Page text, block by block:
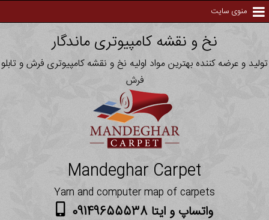
منوی سایت
نخ و نقشه کامپیوتری ماندگار
تولید و عرضه کننده بهترین مواد اولیه نخ و نقشه کامپیوتری فرش و تابلو
فرش
Mandeghar Carpet
Yarn and computer map of carpets
واتساپ و ایتا 09149655538